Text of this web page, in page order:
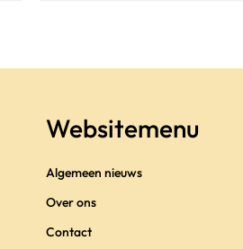
Websitemenu
Algemeen nieuws
Over ons
Contact